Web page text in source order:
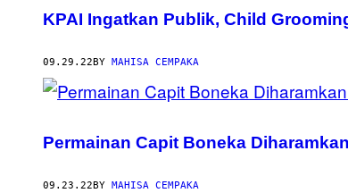
THIS
AUTHOR
KPAI Ingatkan Publik, Child
09.29.22 BY MAHISA CEMPAKA
Permainan Capit Boneka
09.23.22 BY MAHISA CEMPAKA